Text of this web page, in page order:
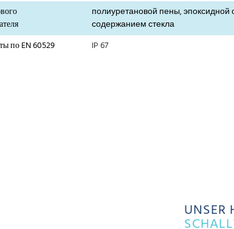
полиуретановой пены, эпоксидной
содержанием стекла
по EN 60529
IP 67
UNSER